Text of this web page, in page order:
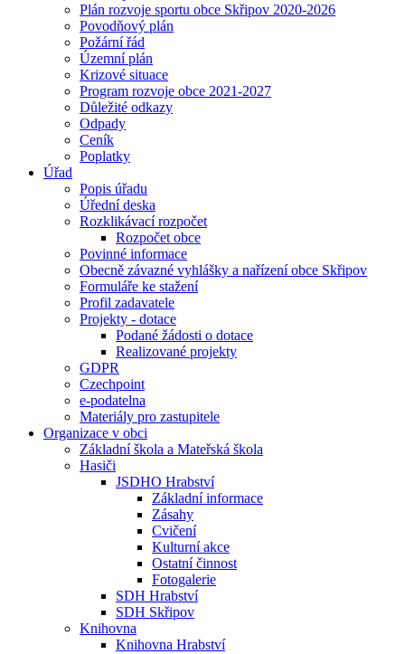
Plán rozvoje sportu obce Skřipov 2020-2026
Povodňový plán
Požární řád
Územní plán
Krizové situace
Program rozvoje obce 2021-2027
Důležité odkazy
Odpady
Ceník
Poplatky
Úřad
Popis úřadu
Úřední deska
Rozklikávací rozpočet
Rozpočet obce
Povinné informace
Obecně závazné vyhlášky a nařízení obce Skřipov
Formuláře ke stažení
Profil zadavatele
Projekty - dotace
Podané žádosti o dotace
Realizované projekty
GDPR
Czechpoint
e-podatelna
Materiály pro zastupitele
Organizace v obci
Základní škola a Mateřská škola
Hasiči
JSDHO Hrabství
Základní informace
Zásahy
Cvičení
Kulturní akce
Ostatní činnost
Fotogalerie
SDH Hrabství
SDH Skřipov
Knihovna
Knihovna Hrabství